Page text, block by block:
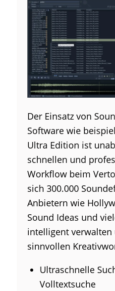
Der Einsatz von
Software wie
Ultra Edition ist
schnellen und
Workflow beim
sich 300.000
Anbietern wie
Sound Ideas und
intelligent verwalten
sinnvollen
Ultraschnelle
Volltextsuche